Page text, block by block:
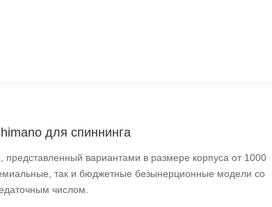
для спиннинга
представленный вариантами в размере корпуса от 1000
так и бюджетные безынерционные модели со
числом.